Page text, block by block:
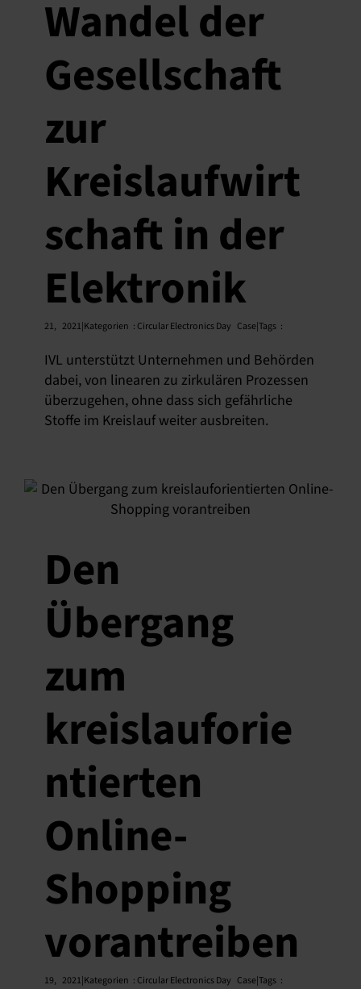
Wandel der
Gesellschaft
zur
Kreislaufwirt
schaft in der
Elektronik
21, 2021|Kategorien : Circular Electronics Day Case|Tags :
IVL unterstützt Unternehmen und Behörden
dabei, von linearen zu zirkulären Prozessen
überzugehen, ohne dass sich gefährliche
Stoffe im Kreislauf weiter ausbreiten.
Den
Übergang
zum
kreislauforie
ntierten
Online-
Shopping
vorantreiben
19, 2021|Kategorien : Circular Electronics Day Case|Tags :